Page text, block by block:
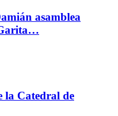
asamblea
la Catedral de